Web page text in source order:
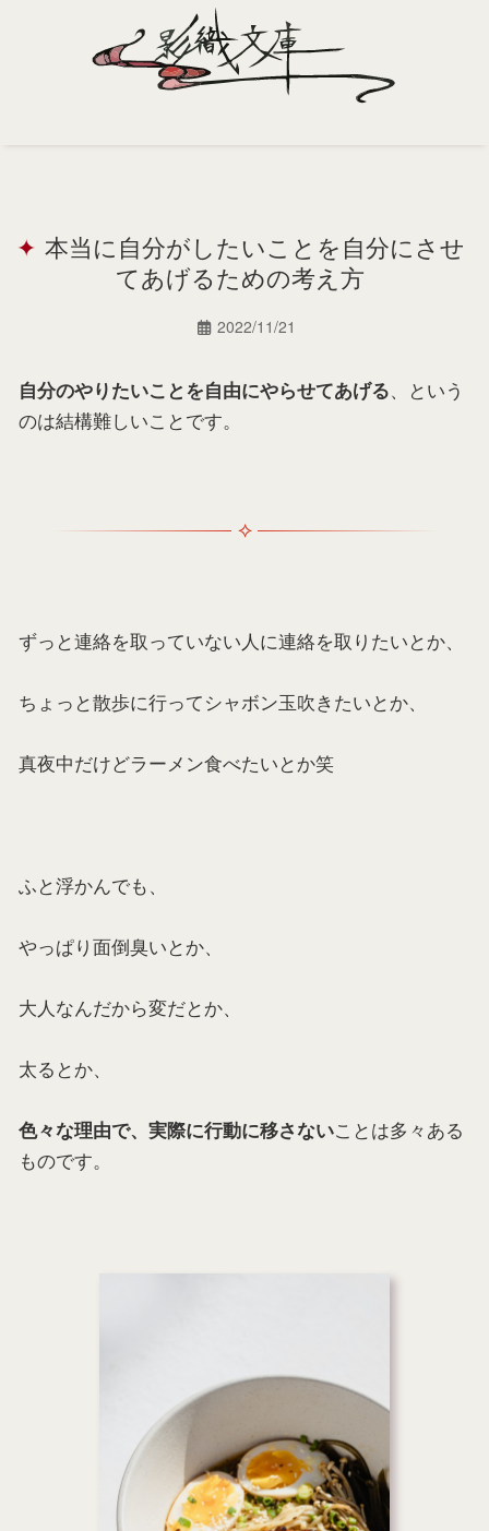
Portfolio
Support
本当に自分がしたいことを自分にさせ
てあげるための考え方
2022/11/21
自分のやりたいことを自由にやらせてあげる、という
のは結構難しいことです。
ずっと連絡を取っていない人に連絡を取りたいとか、
ちょっと散歩に行ってシャボン玉吹きたいとか、
真夜中だけどラーメン食べたいとか笑
ふと浮かんでも、
やっぱり面倒臭いとか、
大人なんだから変だとか、
太るとか、
色々な理由で、実際に行動に移さないことは多々ある
ものです。